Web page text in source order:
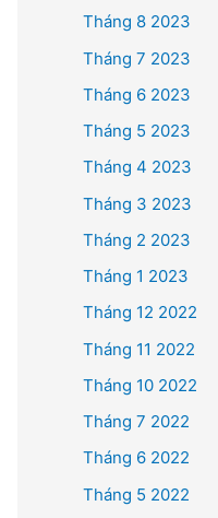
Tháng 8 2023
Tháng 7 2023
Tháng 6 2023
Tháng 5 2023
Tháng 4 2023
Tháng 3 2023
Tháng 2 2023
Tháng 1 2023
Tháng 12 2022
Tháng 11 2022
Tháng 10 2022
Tháng 7 2022
Tháng 6 2022
Tháng 5 2022